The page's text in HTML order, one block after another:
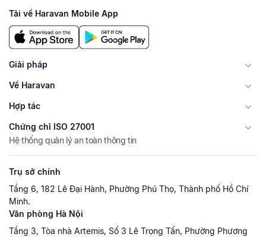
Tải về Haravan Mobile App
Giải pháp
Về Haravan
Hợp tác
Chứng chỉ ISO 27001
Hệ thống quản lý an toàn thông tin
Trụ sở chính
Tầng 6, 182 Lê Đại Hành, Phường Phú Thọ, Thành phố Hồ Chí
Minh.
Văn phòng Hà Nội
Tầng 3, Tòa nhà Artemis, Số 3 Lê Trọng Tấn, Phường Phương